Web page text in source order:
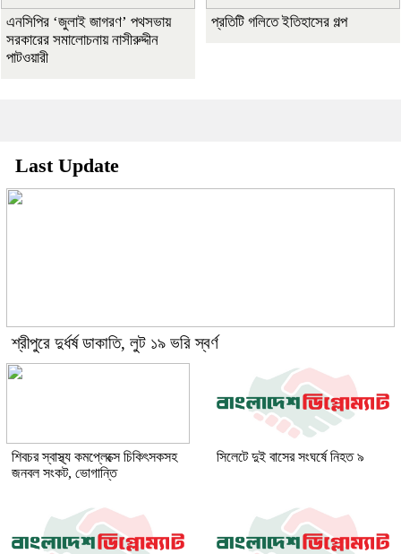
এনসিপির ‘জুলাই জাগরণ’ পথসভায়
সরকারের সমালোচনায় নাসীরুদ্দীন
পাটওয়ারী
প্রতিটি গলিতে ইতিহাসের গল্প
Last Update
শ্রীপুরে দুর্ধর্ষ ডাকাতি, লুট ১৯ ভরি স্বর্ণ
শিবচর স্বাস্থ্য কমপ্লেক্সে চিকিৎসকসহ
জনবল সংকট, ভোগান্তি
সিলেটে দুই বাসের সংঘর্ষে নিহত ৯